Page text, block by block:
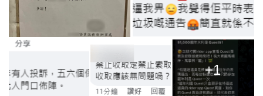
+1